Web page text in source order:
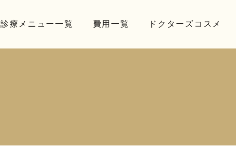
診療メニュー一覧 費用一覧 ドクターズコスメ